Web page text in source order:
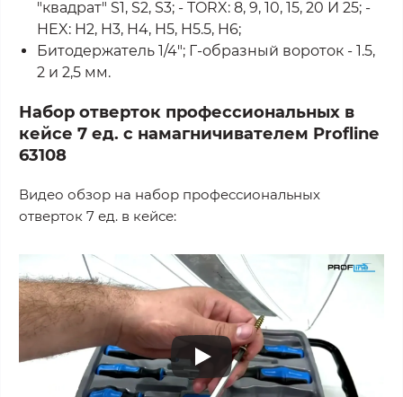
"квадрат" S1, S2, S3; - TORX: 8, 9, 10, 15, 20 И 25; -
HEX: H2, H3, H4, H5, H5.5, H6;
Битодержатель 1/4"; Г-образный вороток - 1.5,
2 и 2,5 мм.
Набор отверток профессиональных в
кейсе 7 ед. с намагничивателем Profline
63108
Видео обзор на набор профессиональных
отверток 7 ед. в кейсе: